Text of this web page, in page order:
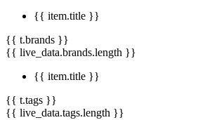
{{ item.title }}
{{ t.brands }}
{{ live_data.brands.length }}
{{ item.title }}
{{ t.tags }}
{{ live_data.tags.length }}